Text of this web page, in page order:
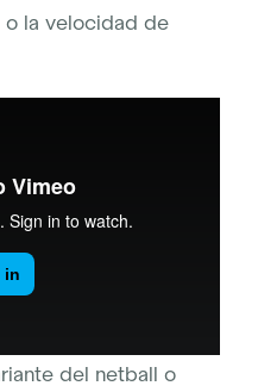
o la velocidad de
del netball o